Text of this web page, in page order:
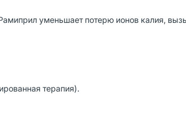
уменьшает потерю ионов калия,
терапия).